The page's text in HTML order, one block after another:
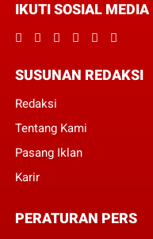
IKUTI SOSIAL MEDIA
SUSUNAN REDAKSI
Redaksi
Tentang Kami
Pasang Iklan
Karir
PERATURAN PERS